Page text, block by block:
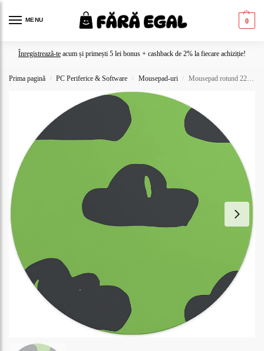
MENU 0
Înregistrează-te acum și primești 5 lei bonus + cashback de 2% la fiecare achiziție!
Prima pagină / PC Periferice & Software / Mousepad-uri / Mousepad rotund 22 cm cu design de ceas solar